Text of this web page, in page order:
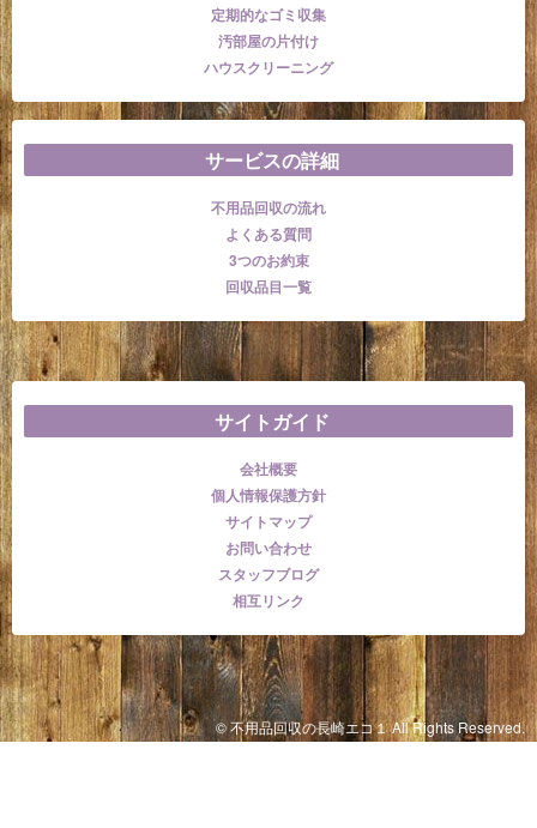
定期的なゴミ収集
汚部屋の片付け
ハウスクリーニング
サービスの詳細
不用品回収の流れ
よくある質問
3つのお約束
回収品目一覧
サイトガイド
会社概要
個人情報保護方針
サイトマップ
お問い合わせ
スタッフブログ
相互リンク
© 不用品回収の長崎エコ１ All Rights Reserved.